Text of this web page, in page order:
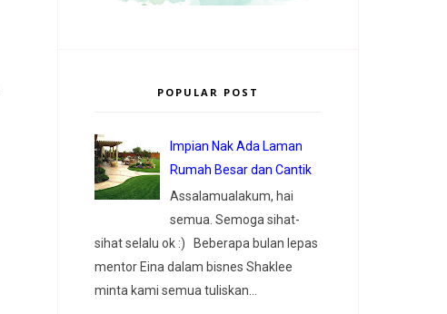
POPULAR POST
Impian Nak Ada Laman
Rumah Besar dan Cantik
Assalamualakum, hai
semua. Semoga sihat-
sihat selalu ok :) Beberapa bulan lepas
mentor Eina dalam bisnes Shaklee
minta kami semua tuliskan...